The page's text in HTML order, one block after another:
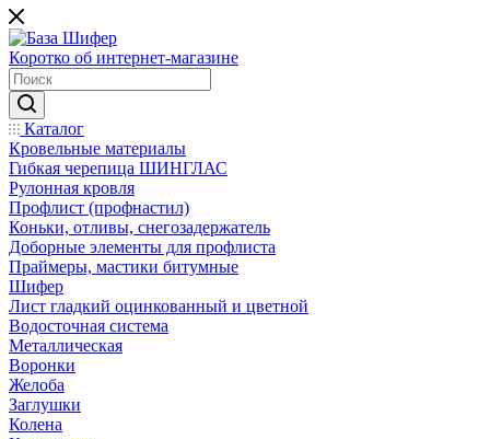
Коротко об интернет-магазине
Каталог
Кровельные материалы
Гибкая черепица ШИНГЛАС
Рулонная кровля
Профлист (профнастил)
Коньки, отливы, снегозадержатель
Доборные элементы для профлиста
Праймеры, мастики битумные
Шифер
Лист гладкий оцинкованный и цветной
Водосточная система
Металлическая
Воронки
Желоба
Заглушки
Колена